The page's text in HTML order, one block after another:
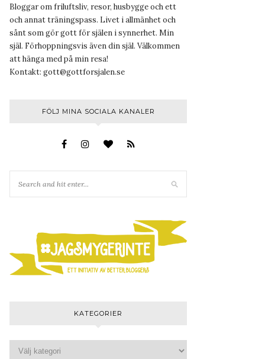
Bloggar om friluftsliv, resor, husbygge och ett
och annat träningspass. Livet i allmänhet och
sånt som gör gott för själen i synnerhet. Min
själ. Förhoppningsvis även din själ. Välkommen
att hänga med på min resa!
Kontakt: gott@gottforsjalen.se
FÖLJ MINA SOCIALA KANALER
KATEGORIER